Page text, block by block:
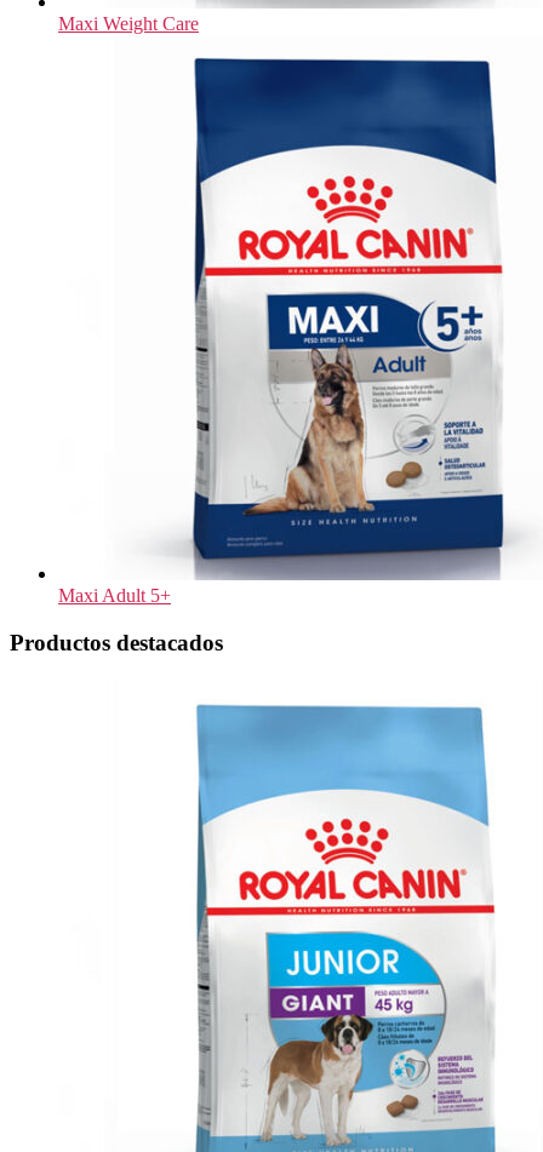
Maxi Weight Care
Maxi Adult 5+
Productos destacados